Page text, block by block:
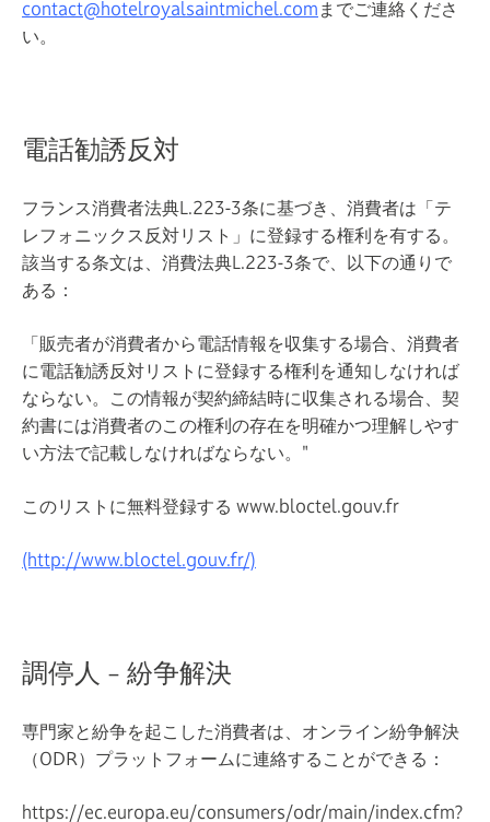
contact@hotelroyalsaintmichel.comまでご連絡くださ
い。
電話勧誘反対
フランス消費者法典L.223-3条に基づき、消費者は「テ
レフォニックス反対リスト」に登録する権利を有する。
該当する条文は、消費法典L.223-3条で、以下の通りで
ある：
「販売者が消費者から電話情報を収集する場合、消費者
に電話勧誘反対リストに登録する権利を通知しなければ
ならない。この情報が契約締結時に収集される場合、契
約書には消費者のこの権利の存在を明確かつ理解しやす
い方法で記載しなければならない。"
このリストに無料登録する www.bloctel.gouv.fr
(http://www.bloctel.gouv.fr/)
調停人 - 紛争解決
専門家と紛争を起こした消費者は、オンライン紛争解決
（ODR）プラットフォームに連絡することができる：
https://ec.europa.eu/consumers/odr/main/index.cfm?